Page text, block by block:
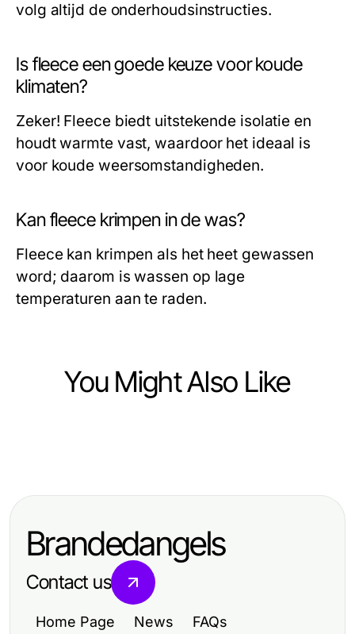
volg altijd de onderhoudsinstructies.
Is fleece een goede keuze voor koude
klimaten?
Zeker! Fleece biedt uitstekende isolatie en
houdt warmte vast, waardoor het ideaal is
voor koude weersomstandigheden.
Kan fleece krimpen in de was?
Fleece kan krimpen als het heet gewassen
word; daarom is wassen op lage
temperaturen aan te raden.
You Might Also Like
Your Leisure Time
Top Benefits of Holiday Camps for
Brandedangels
Contact us
Home Page News FAQs